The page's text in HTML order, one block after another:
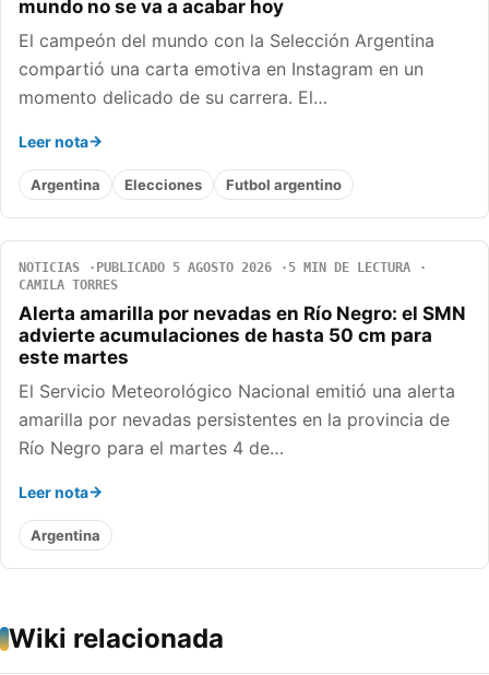
mundo no se va a acabar hoy
El campeón del mundo con la Selección Argentina
compartió una carta emotiva en Instagram en un
momento delicado de su carrera. El…
Leer nota
Argentina Elecciones Futbol argentino
NOTICIAS PUBLICADO 5 AGOSTO 2026
5 MIN DE LECTURA
CAMILA TORRES
Alerta amarilla por nevadas en Río Negro: el SMN
advierte acumulaciones de hasta 50 cm para
este martes
El Servicio Meteorológico Nacional emitió una alerta
amarilla por nevadas persistentes en la provincia de
Río Negro para el martes 4 de…
Leer nota
Argentina
Wiki relacionada